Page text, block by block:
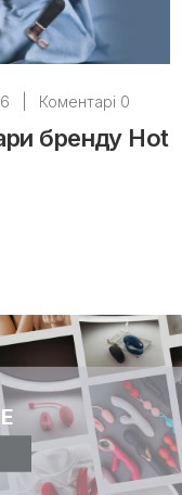
Коментарі 0
бренду Hot